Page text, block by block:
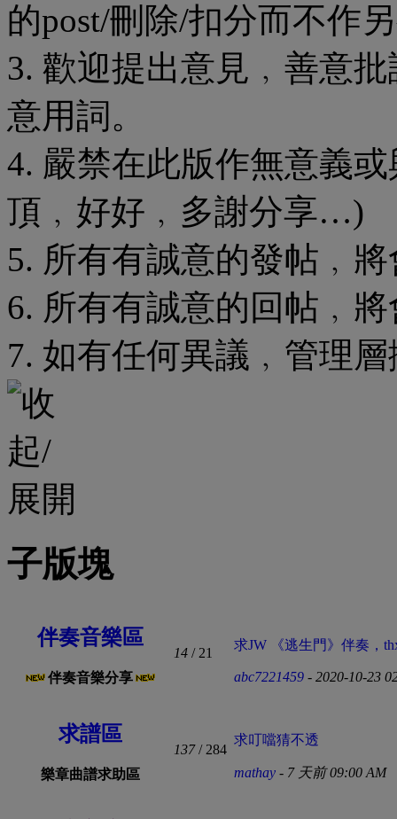
的post/刪除/扣分而不作
3. 歡迎提出意見﹐善意
意用詞。
4. 嚴禁在此版作無意義
頂﹐好好﹐多謝分享…)
5. 所有有誠意的發帖﹐
6. 所有有誠意的回帖﹐
7. 如有任何異議﹐管理
子版塊
伴奏音樂區
伴奏音樂分享
14 / 21
求JW 《逃生門》伴奏，
abc7221459 - 2020-10-23
求譜區
樂章曲譜求助區
137/ 284
求叮噹猜不透
mathay - 7 天前 09:00 AM